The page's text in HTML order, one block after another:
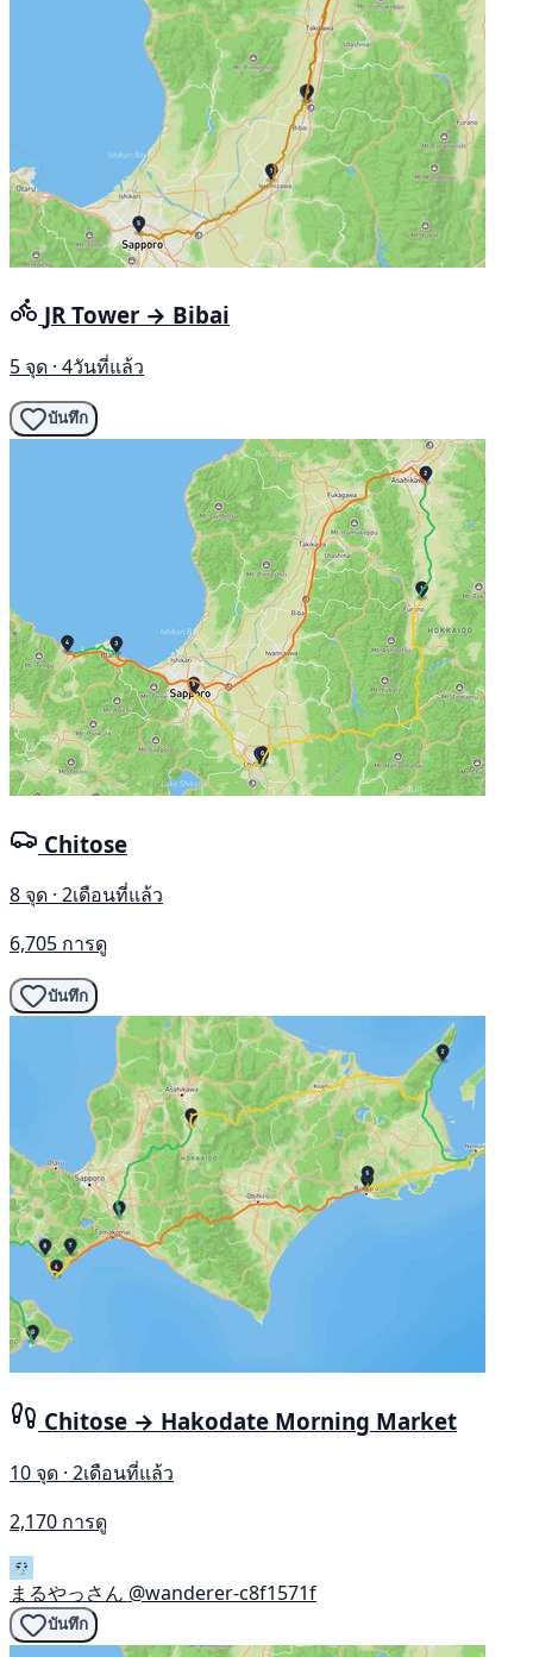
JR Tower → Bibai
5 จุด · 4วันที่แล้ว
บันทึก
Chitose
8 จุด · 2เดือนที่แล้ว
6,705 การดู
บันทึก
Chitose → Hakodate Morning Market
10 จุด · 2เดือนที่แล้ว
2,170 การดู
まるやっさん @wanderer-c8f1571f
บันทึก